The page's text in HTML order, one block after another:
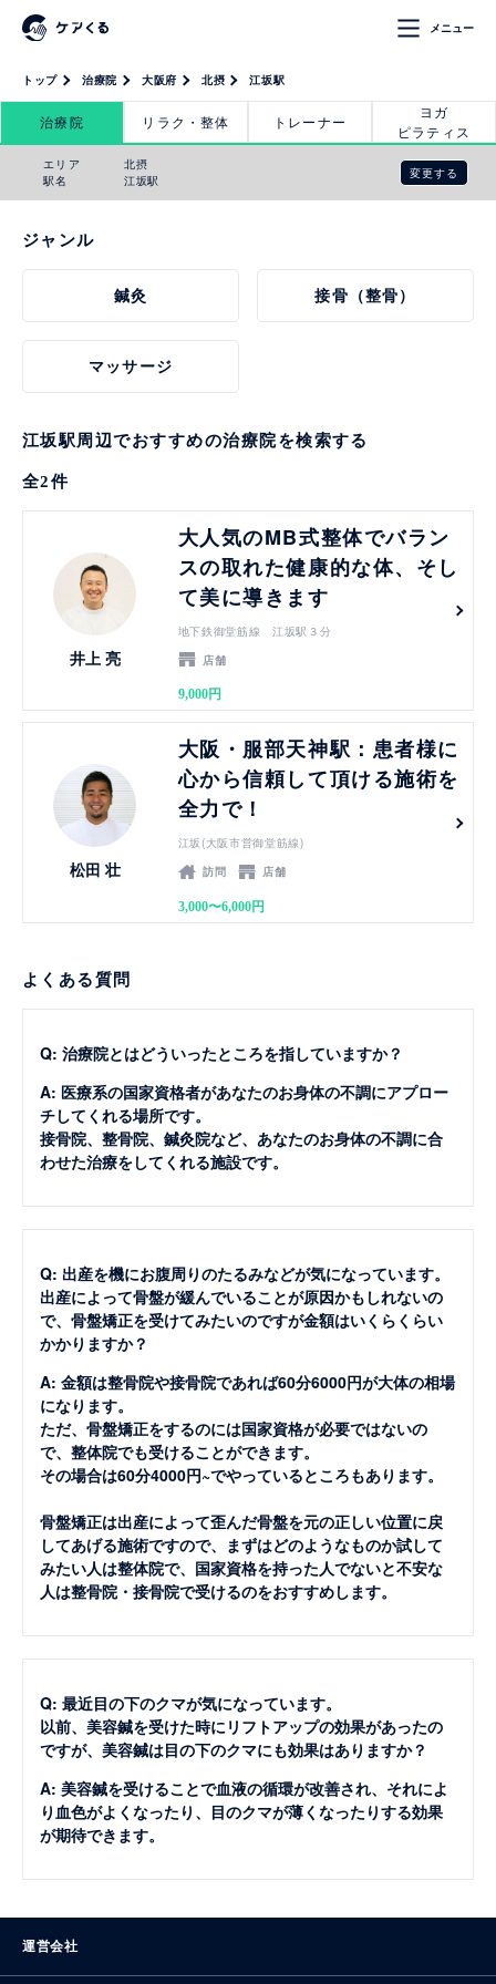
メニュー
トップ 治療院 大阪府 北摂 江坂駅
治療院 リラク・整体 トレーナー
ヨガ
ピラティス
エリア
駅名
北摂
江坂駅
変更する
ジャンル
鍼灸 接骨（整骨）
マッサージ
江坂駅周辺でおすすめの治療院を検索する
全2件
井上 亮
大人気のMB式整体でバラン
スの取れた健康的な体、そし
て美に導きます
地下鉄御堂筋線 江坂駅３分
店舗
9,000円
松田 壮
大阪・服部天神駅：患者様に
心から信頼して頂ける施術を
全力で！
江坂(大阪市営御堂筋線)
訪問
店舗
3,000〜6,000円
よくある質問
Q: 治療院とはどういったところを指していますか？
A: 医療系の国家資格者があなたのお身体の不調にアプロー
チしてくれる場所です。
接骨院、整骨院、鍼灸院など、あなたのお身体の不調に合
わせた治療をしてくれる施設です。
Q: 出産を機にお腹周りのたるみなどが気になっています。
出産によって骨盤が緩んでいることが原因かもしれないの
で、骨盤矯正を受けてみたいのですが金額はいくらくらい
かかりますか？
A: 金額は整骨院や接骨院であれば60分6000円が大体の相場
になります。
ただ、骨盤矯正をするのには国家資格が必要ではないの
で、整体院でも受けることができます。
その場合は60分4000円~でやっているところもあります。
骨盤矯正は出産によって歪んだ骨盤を元の正しい位置に戻
してあげる施術ですので、まずはどのようなものか試して
みたい人は整体院で、国家資格を持った人でないと不安な
人は整骨院・接骨院で受けるのをおすすめします。
Q: 最近目の下のクマが気になっています。
以前、美容鍼を受けた時にリフトアップの効果があったの
ですが、美容鍼は目の下のクマにも効果はありますか？
A: 美容鍼を受けることで血液の循環が改善され、それによ
り血色がよくなったり、目のクマが薄くなったりする効果
が期待できます。
運営会社